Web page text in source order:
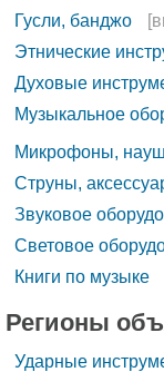
Гусли, банджо
Этнические
Духовые
Музыкальное
Микрофоны,
Струны,
Звуковое
Световое
Книги по музыке
Регионы
Ударные